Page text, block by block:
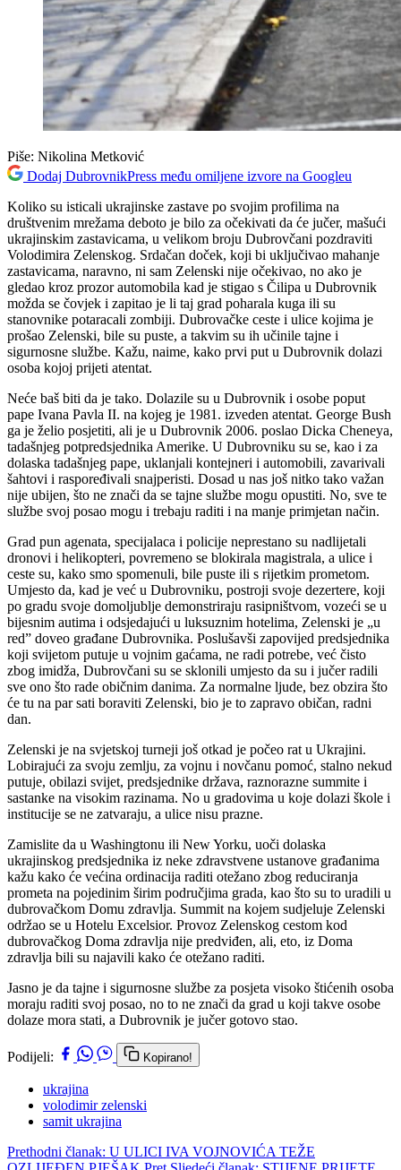
Piše: Nikolina Metković
Dodaj DubrovnikPress među omiljene izvore na Googleu
Koliko su isticali ukrajinske zastave po svojim profilima na
društvenim mrežama deboto je bilo za očekivati da će jučer, mašući
ukrajinskim zastavicama, u velikom broju Dubrovčani pozdraviti
Volodimira Zelenskog. Srdačan doček, koji bi uključivao mahanje
zastavicama, naravno, ni sam Zelenski nije očekivao, no ako je
gledao kroz prozor automobila kad je stigao s Čilipa u Dubrovnik
možda se čovjek i zapitao je li taj grad poharala kuga ili su
stanovnike potaracali zombiji. Dubrovačke ceste i ulice kojima je
prošao Zelenski, bile su puste, a takvim su ih učinile tajne i
sigurnosne službe. Kažu, naime, kako prvi put u Dubrovnik dolazi
osoba kojoj prijeti atentat.
Neće baš biti da je tako. Dolazile su u Dubrovnik i osobe poput
pape Ivana Pavla II. na kojeg je 1981. izveden atentat. George Bush
ga je želio posjetiti, ali je u Dubrovnik 2006. poslao Dicka Cheneya,
tadašnjeg potpredsjednika Amerike. U Dubrovniku su se, kao i za
dolaska tadašnjeg pape, uklanjali kontejneri i automobili, zavarivali
šahtovi i raspoređivali snajperisti. Dosad u nas još nitko tako važan
nije ubijen, što ne znači da se tajne službe mogu opustiti. No, sve te
službe svoj posao mogu i trebaju raditi i na manje primjetan način.
Grad pun agenata, specijalaca i policije neprestano su nadlijetali
dronovi i helikopteri, povremeno se blokirala magistrala, a ulice i
ceste su, kako smo spomenuli, bile puste ili s rijetkim prometom.
Umjesto da, kad je već u Dubrovniku, postroji svoje dezertere, koji
po gradu svoje domoljublje demonstriraju rasipništvom, vozeći se u
bijesnim autima i odsjedajući u luksuznim hotelima, Zelenski je „u
red” doveo građane Dubrovnika. Poslušavši zapovijed predsjednika
koji svijetom putuje u vojnim gaćama, ne radi potrebe, već čisto
zbog imidža, Dubrovčani su se sklonili umjesto da su i jučer radili
sve ono što rade običnim danima. Za normalne ljude, bez obzira što
će tu na par sati boraviti Zelenski, bio je to zapravo običan, radni
dan.
Zelenski je na svjetskoj turneji još otkad je počeo rat u Ukrajini.
Lobirajući za svoju zemlju, za vojnu i novčanu pomoć, stalno nekud
putuje, obilazi svijet, predsjednike država, raznorazne summite i
sastanke na visokim razinama. No u gradovima u koje dolazi škole i
institucije se ne zatvaraju, a ulice nisu prazne.
Zamislite da u Washingtonu ili New Yorku, uoči dolaska
ukrajinskog predsjednika iz neke zdravstvene ustanove građanima
kažu kako će većina ordinacija raditi otežano zbog reduciranja
prometa na pojedinim širim područjima grada, kao što su to uradili u
dubrovačkom Domu zdravlja. Summit na kojem sudjeluje Zelenski
održao se u Hotelu Excelsior. Provoz Zelenskog cestom kod
dubrovačkog Doma zdravlja nije predviđen, ali, eto, iz Doma
zdravlja bili su najavili kako će otežano raditi.
Jasno je da tajne i sigurnosne službe za posjeta visoko štićenih osoba
moraju raditi svoj posao, no to ne znači da grad u koji takve osobe
dolaze mora stati, a Dubrovnik je jučer gotovo stao.
Podijeli: Kopirano!
ukrajina
volodimir zelenski
samit ukrajina
Prethodni članak: U ULICI IVA VOJNOVIĆA TEŽE